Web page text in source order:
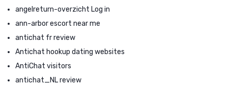
angelreturn-overzicht Log in
ann-arbor escort near me
antichat fr review
Antichat hookup dating websites
AntiChat visitors
antichat_NL review